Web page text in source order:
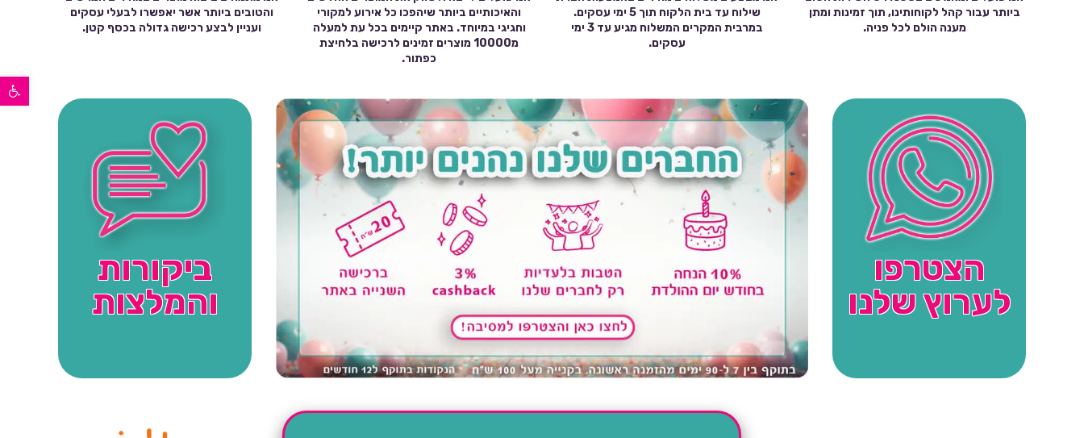
פתח סרגל נגישות
ביותר עבור קהל לקוחותינו, תוך זמינות ומתן
מענה הולם לכל פניה.
שילוח עד בית הלקוח תוך 5 ימי עסקים.
במרבית המקרים המשלוח מגיע עד 3 ימי
עסקים.
והאיכותיים ביותר שיהפכו כל אירוע למקורי
וחגיגי במיוחד. באתר קיימים בכל עת למעלה
מ10000 מוצרים זמינים לרכישה בלחיצת
כפתור.
והטובים ביותר אשר יאפשרו לבעלי עסקים
ועניין לבצע רכישה גדולה בכסף קטן.
הצטרפו
לערוץ שלנו
ביקורות
והמלצות